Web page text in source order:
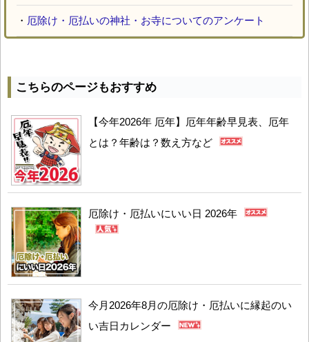
・ 厄除け・厄払いの神社・お寺についてのアンケート
こちらのページもおすすめ
【今年2026年 厄年】厄年年齢早見表、厄年
とは？年齢は？数え方など
厄除け・厄払いにいい日 2026年
今月2026年8月の厄除け・厄払いに縁起のい
い吉日カレンダー